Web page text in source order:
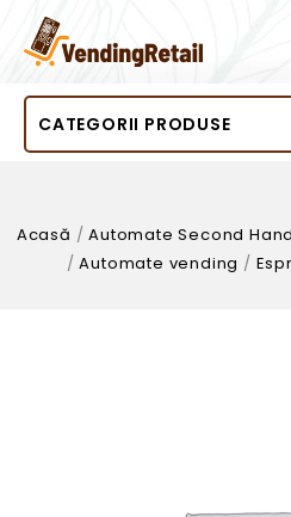
CATEGORII PRODUSE
Acasă /Automate Second Hand
/Automate vending /